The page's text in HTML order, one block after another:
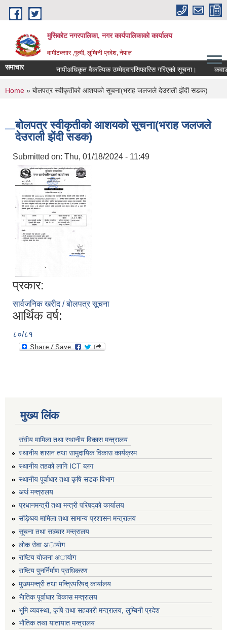
Skip to main content
मुसिकोट नगरपालिका, नगर कार्यपालिकाकाे कार्यालय
वामीटक्सार ,गुल्मी, लुम्बिनी प्रदेश, नेपाल
समाचार नापीअधिकृत वैकल्पिक उम्मेदवारसिफारिस गरिएको सूचना। कवाडी
You are here
Home » बोलपत्र स्वीकृतीको आशयको सूचना(भराह जलजले देउराली झेंदी सडक)
बोलपत्र स्वीकृतीको आशयको सूचना(भराह जलजले
देउराली झेंदी सडक)
Submitted on: Thu, 01/18/2024 - 11:49
प्रकार:
सार्वजनिक खरीद / बोलपत्र सूचना
आर्थिक वर्ष:
८०/८१
मुख्य लिंक
संघीय मामिला तथा स्थानीय विकास मन्त्रालय
स्थानीय शासन तथा सामुदायिक विकास कार्यक्रम
स्थानीय तहको लागि ICT ब्लग
स्थानीय पूर्वाधार तथा कृषि सडक विभाग
अर्थ मन्त्रालय
प्रधानमन्त्री तथा मन्त्री परिषद्काे कार्यालय
संङ्घिय मामिला तथा सामान्य प्रशासन मन्त्रालय
सूचना तथा सञ्चार मन्त्रालय
लाेक सेवा अायाेग
राष्टिय याेजना अायाेग
राष्टिय पुनर्निर्माण प्राधिकरण
मुख्यमन्त्री तथा मन्त्रिपरिषद् कार्यालय
भैातिक पूर्वाधार विकास मन्त्रालय
भूमि व्यवस्था, कृषि तथा सहकारी मन्त्रालय, लु्म्बिनी प्रदेश
भाैतिक तथा यातायात मन्त्रालय